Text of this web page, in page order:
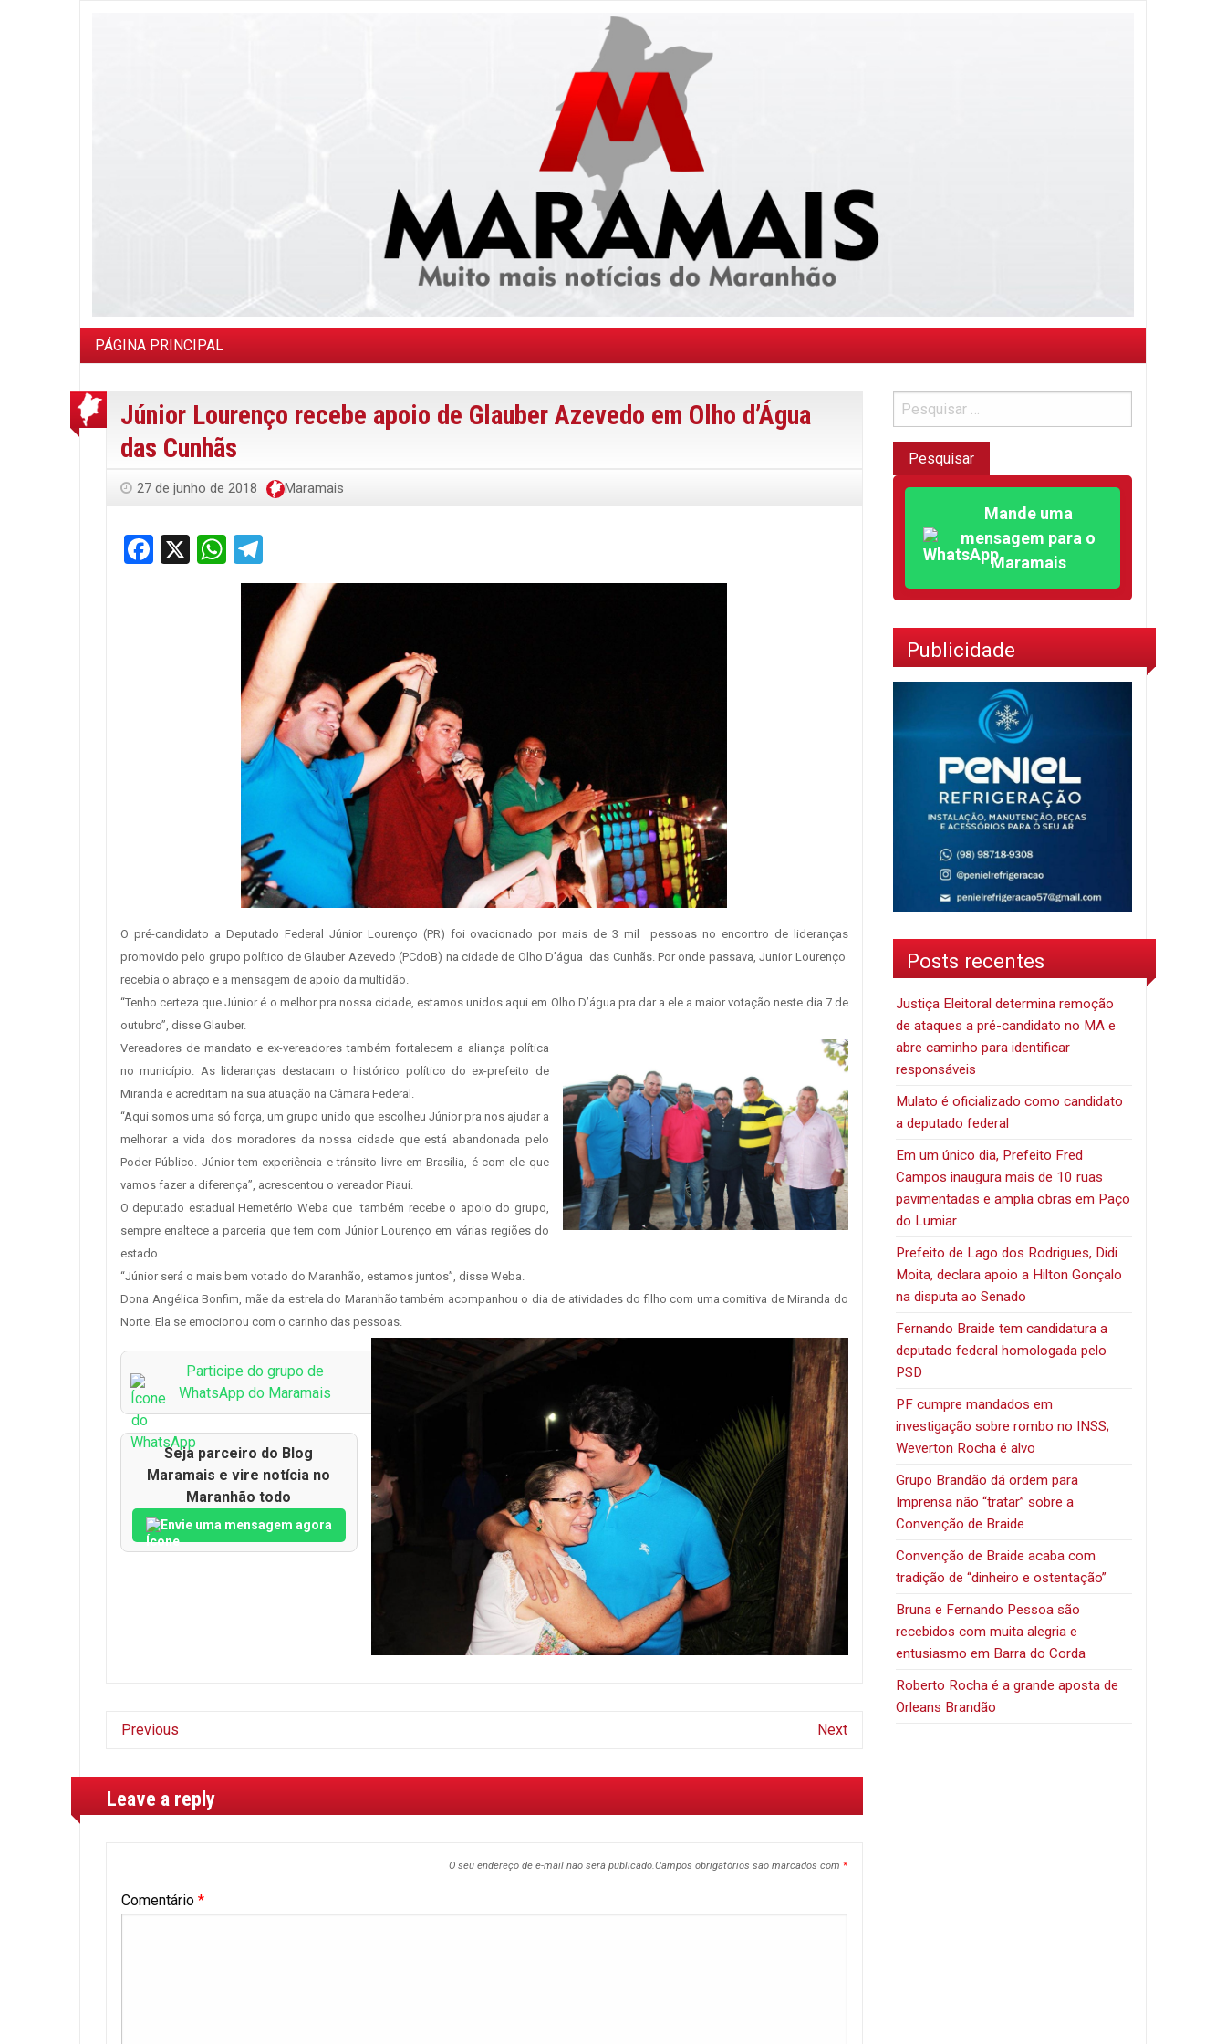
PÁGINA PRINCIPAL
Júnior Lourenço recebe apoio de Glauber Azevedo em Olho d’Água
das Cunhãs
27 de junho de 2018 Maramais
Facebook
X WhatsApp
O pré-candidato a Deputado Federal Júnior Lourenço (PR) foi ovacionado por mais de 3 mil pessoas no encontro de lideranças
promovido pelo grupo político de Glauber Azevedo (PCdoB) na cidade de Olho D’água das Cunhãs. Por onde passava, Junior Lourenço
recebia o abraço e a mensagem de apoio da multidão.
“Tenho certeza que Júnior é o melhor pra nossa cidade, estamos unidos aqui em Olho D’água pra dar a ele a maior votação neste dia 7 de
outubro”, disse Glauber.
Vereadores de mandato e ex-vereadores também fortalecem a aliança política
no município. As lideranças destacam o histórico político do ex-prefeito de
Miranda e acreditam na sua atuação na Câmara Federal.
“Aqui somos uma só força, um grupo unido que escolheu Júnior pra nos ajudar a
melhorar a vida dos moradores da nossa cidade que está abandonada pelo
Poder Público. Júnior tem experiência e trânsito livre em Brasília, é com ele que
vamos fazer a diferença”, acrescentou o vereador Piauí.
O deputado estadual Hemetério Weba que também recebe o apoio do grupo,
sempre enaltece a parceria que tem com Júnior Lourenço em várias regiões do
estado.
“Júnior será o mais bem votado do Maranhão, estamos juntos”, disse Weba.
Dona Angélica Bonfim, mãe da estrela do Maranhão também acompanhou o dia de atividades do filho com uma comitiva de Miranda do
Norte. Ela se emocionou com o carinho das pessoas.
Participe do grupo de
WhatsApp do Maramais
Seja parceiro do Blog
Maramais e vire notícia no
Maranhão todo
Envie uma mensagem agora
Previous Next
Leave a reply
O seu endereço de e-mail não será publicado.Campos obrigatórios são marcados com *
Comentário *
Mande uma
mensagem para o
Maramais
Publicidade
Posts recentes
Justiça Eleitoral determina remoção
de ataques a pré-candidato no MA e
abre caminho para identificar
responsáveis
Mulato é oficializado como candidato
a deputado federal
Em um único dia, Prefeito Fred
Campos inaugura mais de 10 ruas
pavimentadas e amplia obras em Paço
do Lumiar
Prefeito de Lago dos Rodrigues, Didi
Moita, declara apoio a Hilton Gonçalo
na disputa ao Senado
Fernando Braide tem candidatura a
deputado federal homologada pelo
PSD
PF cumpre mandados em
investigação sobre rombo no INSS;
Weverton Rocha é alvo
Grupo Brandão dá ordem para
Imprensa não “tratar” sobre a
Convenção de Braide
Convenção de Braide acaba com
tradição de “dinheiro e ostentação”
Bruna e Fernando Pessoa são
recebidos com muita alegria e
entusiasmo em Barra do Corda
Roberto Rocha é a grande aposta de
Orleans Brandão